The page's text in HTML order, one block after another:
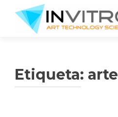
Etiqueta: arte